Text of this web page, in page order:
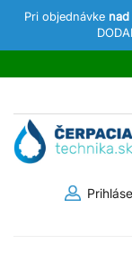
Pri objednávke